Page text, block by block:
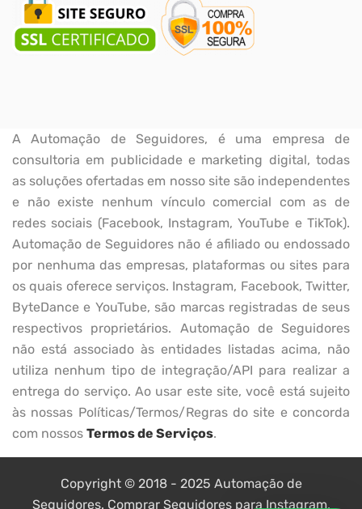
A Automação de Seguidores, é uma empresa de
consultoria em publicidade e marketing digital, todas
as soluções ofertadas em nosso site são independentes
e não existe nenhum vínculo comercial com as de
redes sociais (Facebook, Instagram, YouTube e TikTok).
Automação de Seguidores não é afiliado ou endossado
por nenhuma das empresas, plataformas ou sites para
os quais oferece serviços. Instagram, Facebook, Twitter,
ByteDance e YouTube, são marcas registradas de seus
respectivos proprietários. Automação de Seguidores
não está associado às entidades listadas acima, não
utiliza nenhum tipo de integração/API para realizar a
entrega do serviço. Ao usar este site, você está sujeito
às nossas Políticas/Termos/Regras do site e concorda
com nossos Termos de Serviços.
Copyright © 2018 - 2025 Automação de
Seguidores. Comprar Seguidores para Instagram,